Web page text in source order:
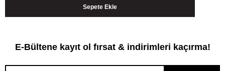
E-Bültene kayıt ol fırsat & indirimleri kaçırma!